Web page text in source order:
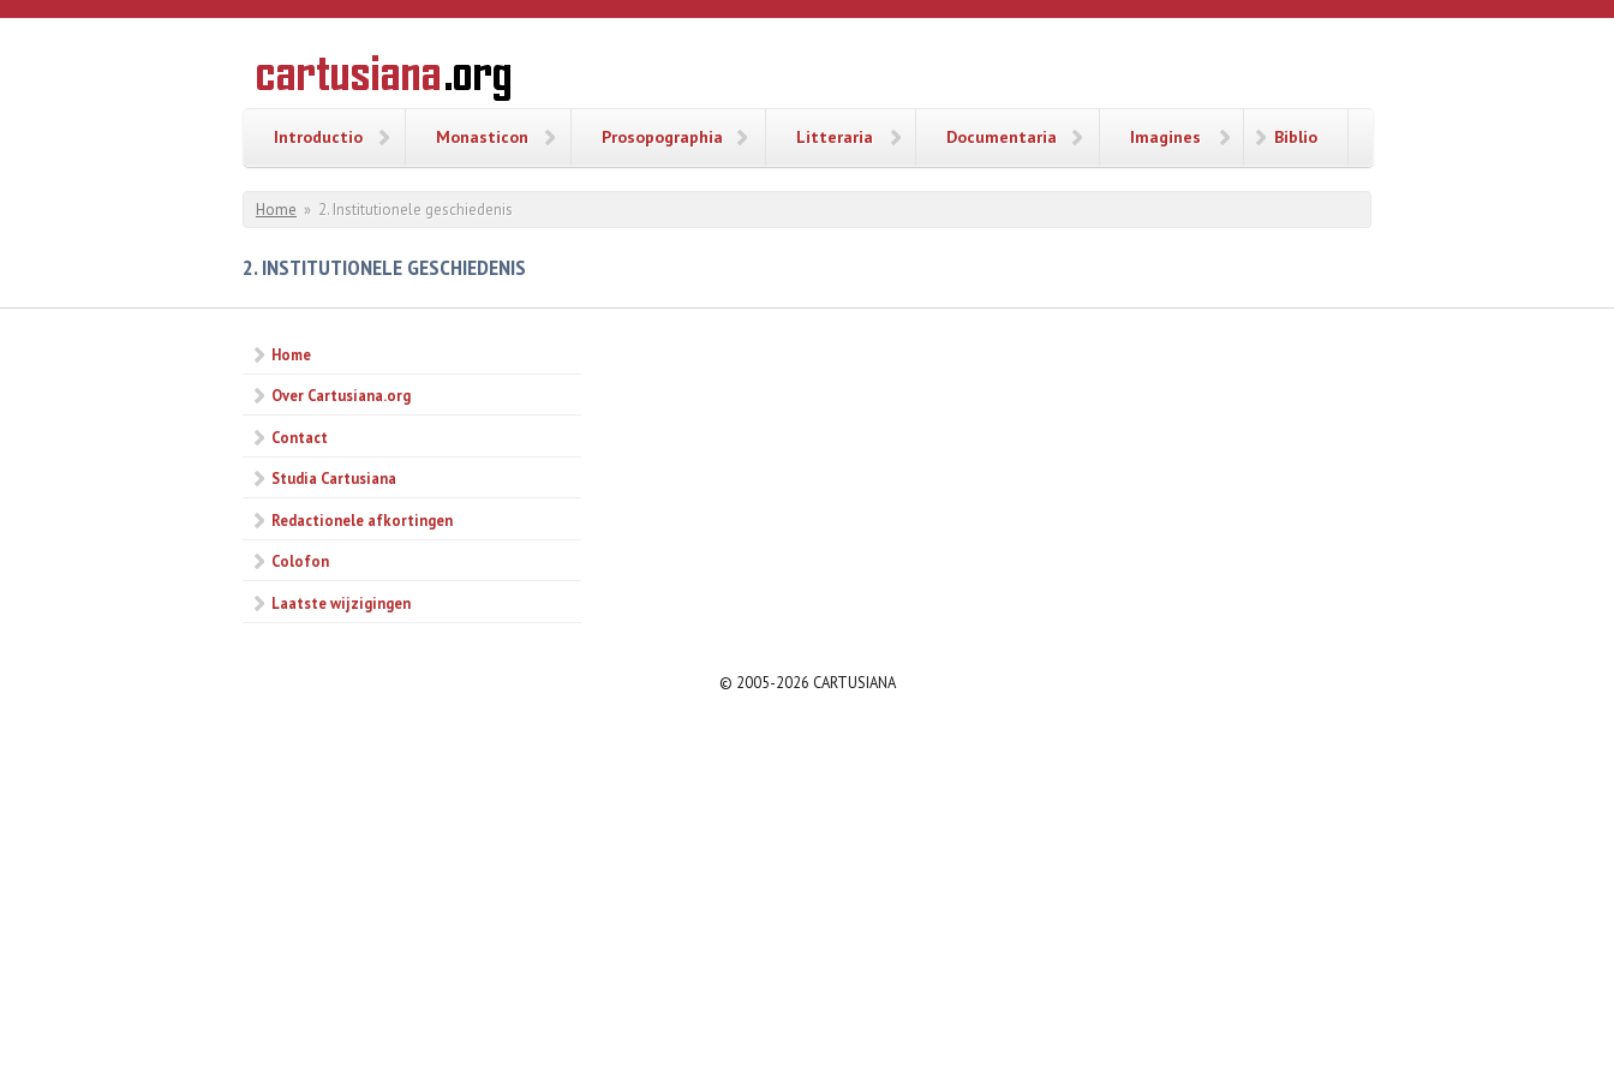
Overslaan en naar de inhoud gaan
CARTUSIANA
Geschiedenis
van de
Introductio Monasticon Prosopographia Litteraria Documentaria Imagines Biblio
U bent hier
Home » 2. Institutionele geschiedenis
2. INSTITUTIONELE GESCHIEDENIS
Home
Over Cartusiana.org
Contact
Studia Cartusiana
Redactionele afkortingen
Colofon
Laatste wijzigingen
© 2005-2026 CARTUSIANA